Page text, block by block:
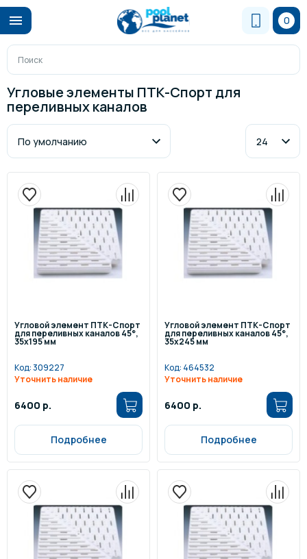
0
Угловые элементы ПТК-Спорт для
переливных каналов
Угловой элемент ПТК-Спорт
для переливных каналов 45°,
35х195 мм
Код:309227
Уточнить наличие
6400 р.
Подробнее
Угловой элемент ПТК-Спорт
для переливных каналов 45°,
35х245 мм
Код: 464532
Уточнить наличие
6400 р.
Подробнее